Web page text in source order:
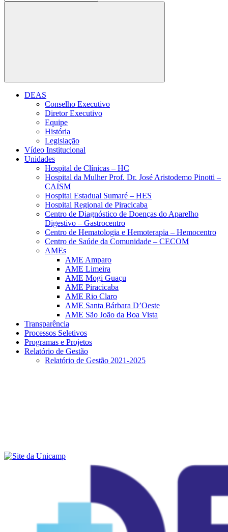
Buscar
DEAS
Conselho Executivo
Diretor Executivo
Equipe
História
Legislação
Vídeo Institucional
Unidades
Hospital de Clínicas – HC
Hospital da Mulher Prof. Dr. José Aristodemo Pinotti –
CAISM
Hospital Estadual Sumaré – HES
Hospital Regional de Piracicaba
Centro de Diagnóstico de Doenças do Aparelho
Digestivo – Gastrocentro
Centro de Hematologia e Hemoterapia – Hemocentro
Centro de Saúde da Comunidade – CECOM
AMEs
AME Amparo
AME Limeira
AME Mogi Guaçu
AME Piracicaba
AME Rio Claro
AME Santa Bárbara D’Oeste
AME São João da Boa Vista
Transparência
Processos Seletivos
Programas e Projetos
Relatório de Gestão
Relatório de Gestão 2021-2025